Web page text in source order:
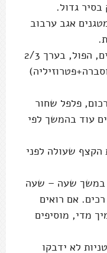
כורכום, פלפל שחור
עוד בהמשך לפי
הקצף שעולה לפני
במשך שעה – שעה
אם רואים
מדי, מוסיפים
לא ידבקו
מוסיפים 8 כוסות מים.
הסיר, מביאים
ללחץ מלא ואז מבשלים מעל להבה בינונית 20-
לפי